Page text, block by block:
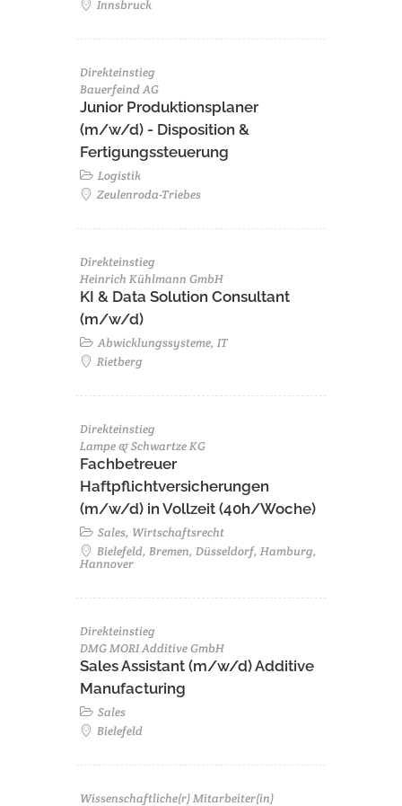
Innsbruck
Direkteinstieg
Bauerfeind AG
Junior Produktionsplaner
(m/w/d) - Disposition &
Fertigungssteuerung
Logistik
Zeulenroda-Triebes
Direkteinstieg
Heinrich Kühlmann GmbH
KI & Data Solution Consultant
(m/w/d)
Abwicklungssysteme, IT
Rietberg
Direkteinstieg
Lampe & Schwartze KG
Fachbetreuer
Haftpflichtversicherungen
(m/w/d) in Vollzeit (40h/Woche)
Sales, Wirtschaftsrecht
Bielefeld, Bremen, Düsseldorf, Hamburg,
Hannover
Direkteinstieg
DMG MORI Additive GmbH
Sales Assistant (m/w/d) Additive
Manufacturing
Sales
Bielefeld
Wissenschaftliche(r) Mitarbeiter(in)